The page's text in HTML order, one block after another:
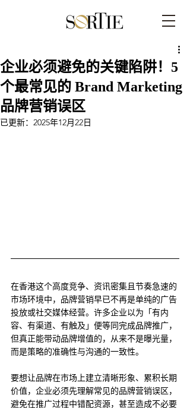
企业必须避免的关键陷阱！5
个最常见的 Brand Marketing
品牌营销误区
已更新： 2025年12月22日
在香港这个高度竞争、资讯密集且节奏急速的
市场环境中，品牌营销早已不再是单纯的广告
投放或社交媒体经营。许多企业以为「有内
容、有渠道、有触及」便等同完成品牌推广，
但真正能带动品牌增值的，从来不是曝光量，
而是策略的准确性与沟通的一致性。
要想让品牌在市场上建立清晰形象、累积长期
价值，企业必须先理解常见的品牌营销误区，
避免在推广过程中错配资源，甚至造成不必要